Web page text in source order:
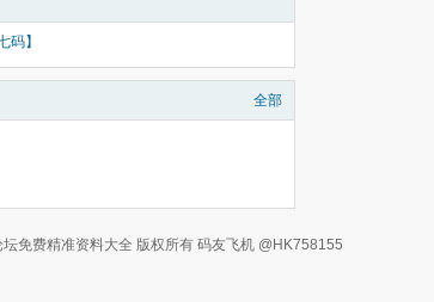
】
全部
免费精准资料大全 版权所有 码友飞机 @HK758155